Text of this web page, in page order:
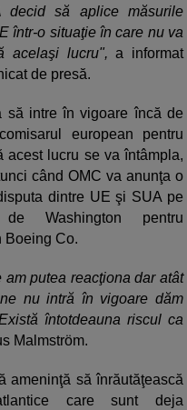
decid să aplice măsurile
într-o situaţie în care nu va
acelaşi lucru", a informat
de presă.
să intre în vigoare încă de
european pentru
acest lucru se va întâmpla,
când OMC va anunţa o
dintre UE şi SUA pe
Washington pentru
Boeing Co.
putea reacţiona dar atât
nu intră în vigoare dăm
întotdeauna riscul ca
Malmström.
ameninţă să înrăutăţească
care sunt deja